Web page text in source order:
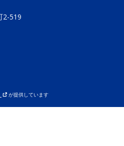
2-519
が提供しています